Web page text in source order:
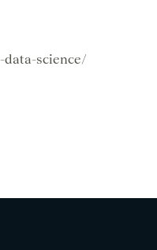
science/